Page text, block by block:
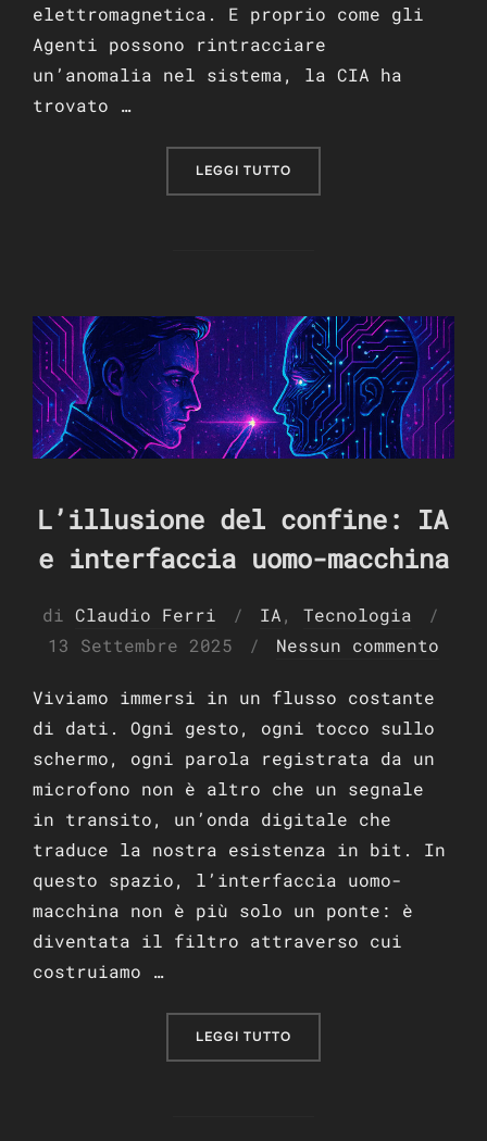
elettromagnetica. E proprio come gli
Agenti possono rintracciare
un’anomalia nel sistema, la CIA ha
trovato …
LEGGI TUTTO
L’illusione del confine: IA
e interfaccia uomo-macchina
di Claudio Ferri IA, Tecnologia
13 Settembre 2025 Nessun commento
Viviamo immersi in un flusso costante
di dati. Ogni gesto, ogni tocco sullo
schermo, ogni parola registrata da un
microfono non è altro che un segnale
in transito, un’onda digitale che
traduce la nostra esistenza in bit. In
questo spazio, l’interfaccia uomo-
macchina non è più solo un ponte: è
diventata il filtro attraverso cui
costruiamo …
LEGGI TUTTO